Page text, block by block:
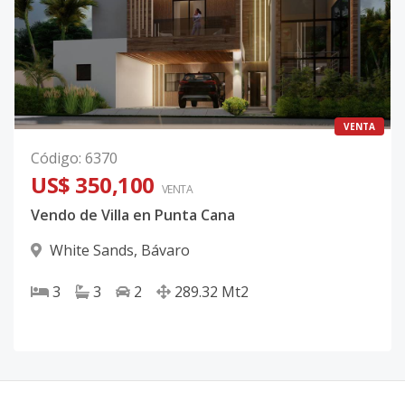
VENTA
Código: 6370
US$ 350,100 VENTA
Vendo de Villa en Punta Cana
White Sands, Bávaro
3 3 2 289.32 Mt2